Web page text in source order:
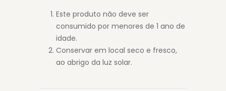
Este produto não deve ser
consumido por menores de 1 ano de
idade.
Conservar em local seco e fresco,
ao abrigo da luz solar.